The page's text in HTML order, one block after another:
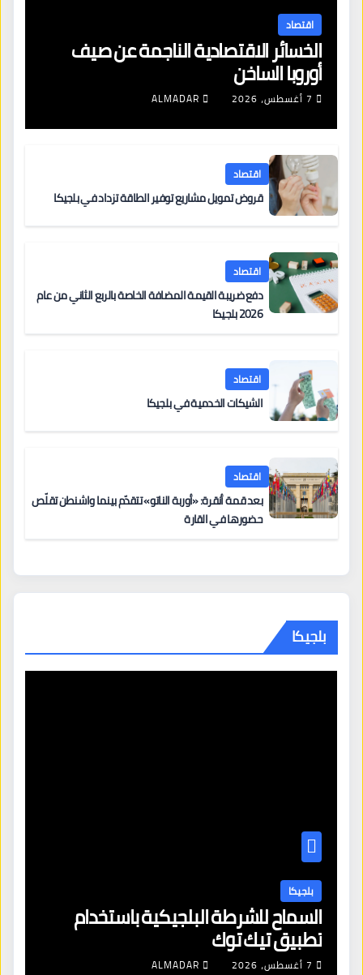
اقتصاد
الخسائر الاقتصادية الناجمة عن صيف
أوروبا الساخن
7 أغسطس، 2026 ALMADAR
اقتصاد
قروض تمويل مشاريع توفير الطاقة تزداد في بلجيكا
اقتصاد
دفع ضريبة القيمة المضافة الخاصة بالربع الثاني من عام
2026 بلجيكا
اقتصاد
الشيكات الخدمية في بلجيكا
اقتصاد
بعد قمة أنقرة: «أوربة الناتو» تتقدّم بينما واشنطن تقلّص
حضورها في القارة
بلجيكا
بلجيكا
السماح للشرطة البلجيكية باستخدام
تطبيق تيك توك
7 أغسطس، 2026 ALMADAR